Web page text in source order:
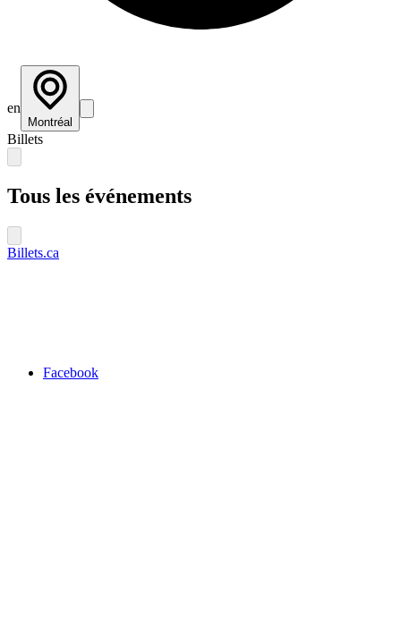
en
Montréal
Billets
Tous les événements
Billets.ca
Facebook